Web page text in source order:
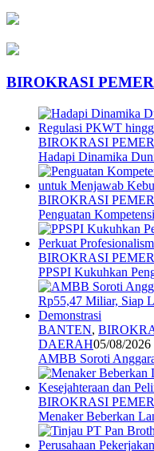
BIROKRASI
BIROKRASI
Hadapi Dinamika
BIROKRASI
Penguatan
BIROKRASI
PPSPI Kukuhkan
BANTEN,
DAERAH05/08/2026
AMBB Soroti
BIROKRASI
Menaker Beberkan